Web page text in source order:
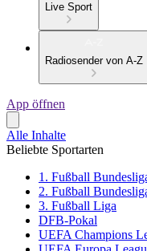
Live Sport
Radiosender von A-Z
App öffnen
Alle Inhalte
Beliebte Sportarten
1. Fußball
2. Fußball
3. Fußball Liga
DFB-Pokal
UEFA Champions